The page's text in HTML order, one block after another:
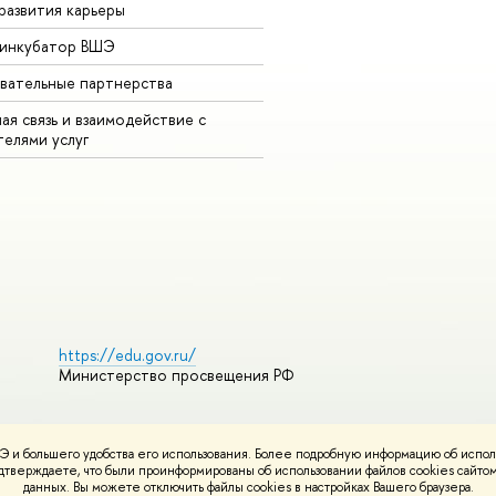
удобства его использования. Более подробную информацию об
что были проинформированы об использовании файлов cookies
данных. Вы можете отключить файлы cookies в настройках Вашего браузера.
карьеры
ВШЭ
партнерства
связь и взаимодействие с
услуг
https://edu.gov.ru/
Министерство просвещения РФ
материаловПолитика конфиденциальностиКарта сайта
ВШЭ